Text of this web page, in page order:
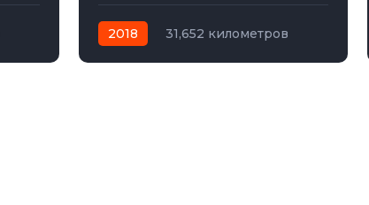
2018
31,652 километров